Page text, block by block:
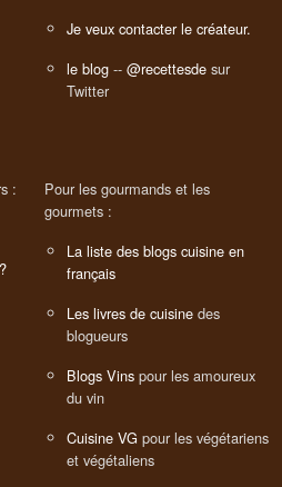
Je veux contacter le créateur.
le blog -- @recettesde sur
Twitter
:
Pour les gourmands et les
gourmets :
La liste des blogs cuisine en
français
Les livres de cuisine des
blogueurs
Blogs Vins pour les amoureux
du vin
Cuisine VG pour les végétariens
et végétaliens